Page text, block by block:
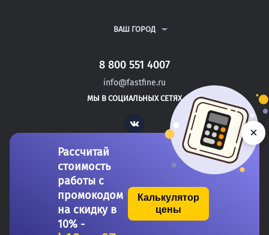
ПОЛИТИКА КОНФИДЕНЦИАЛЬНОСТИ
КОНТАКТЫ
ВАШ ГОРОД
САНКТ-ПЕТЕРБУРГ
ЛЫСЬВА
БАЙКОНУР
8 800 551 4007
info@fastfine.ru
МЫ В СОЦИАЛЬНЫХ СЕТЯХ
Vk
Copyright 2011-2026 FastFine.ru
Рассчитай
стоимость
работы с
промокодом
на скидку в
10% -
Калькулятор
цены
×